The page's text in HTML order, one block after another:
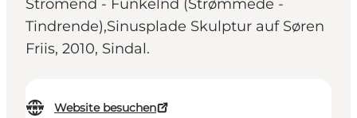
Strömend - Funkelnd (Strømmede -
Tindrende),Sinusplade Skulptur auf Søren
Friis, 2010, Sindal.
Website besuchen